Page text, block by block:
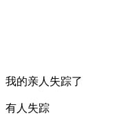
我的亲人失踪了
有人失踪